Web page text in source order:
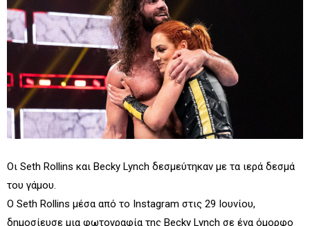
Οι Seth Rollins και Becky Lynch δεσμεύτηκαν με τα ιερά δεσμά
του γάμου.
Ο Seth Rollins μέσα από το Instagram στις 29 Ιουνίου,
δημοσίευσε μια φωτογραφία της Becky Lynch σε ένα όμορφο